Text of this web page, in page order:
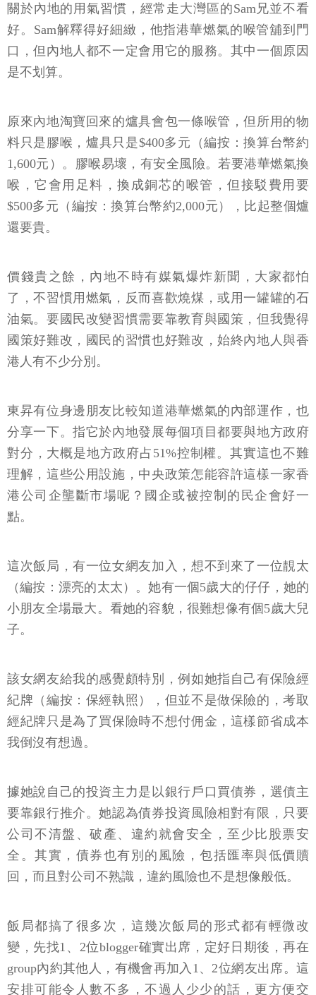
關於內地的用氣習慣，經常走大灣區的Sam兄並不看
好。Sam解釋得好細緻，他指港華燃氣的喉管舖到門
口，但內地人都不一定會用它的服務。其中一個原因
是不划算。
原來內地淘寶回來的爐具會包一條喉管，但所用的物
料只是膠喉，爐具只是$400多元（編按：換算台幣約
1,600元）。膠喉易壞，有安全風險。若要港華燃氣換
喉，它會用足料，換成銅芯的喉管，但接駁費用要
$500多元（編按：換算台幣約2,000元），比起整個爐
還要貴。
價錢貴之餘，內地不時有媒氣爆炸新聞，大家都怕
了，不習慣用燃氣，反而喜歡燒煤，或用一罐罐的石
油氣。要國民改變習慣需要靠教育與國策，但我覺得
國策好難改，國民的習慣也好難改，始終內地人與香
港人有不少分別。
東昇有位身邊朋友比較知道港華燃氣的內部運作，也
分享一下。指它於內地發展每個項目都要與地方政府
對分，大概是地方政府占51%控制權。其實這也不難
理解，這些公用設施，中央政策怎能容許這樣一家香
港公司企壟斷市場呢？國企或被控制的民企會好一
點。
這次飯局，有一位女網友加入，想不到來了一位靚太
（編按：漂亮的太太）。她有一個5歲大的仔仔，她的
小朋友全場最大。看她的容貌，很難想像有個5歲大兒
子。
該女網友給我的感覺頗特別，例如她指自己有保險經
紀牌（編按：保經執照），但並不是做保險的，考取
經紀牌只是為了買保險時不想付佣金，這樣節省成本
我倒沒有想過。
據她說自己的投資主力是以銀行戶口買債券，選債主
要靠銀行推介。她認為債券投資風險相對有限，只要
公司不清盤、破產、違約就會安全，至少比股票安
全。其實，債券也有別的風險，包括匯率與低價贖
回，而且對公司不熟識，違約風險也不是想像般低。
飯局都搞了很多次，這幾次飯局的形式都有輕微改
變，先找1、2位blogger確實出席，定好日期後，再在
group內約其他人，有機會再加入1、2位網友出席。這
安排可能令人數不多，不過人少少的話，更方便交